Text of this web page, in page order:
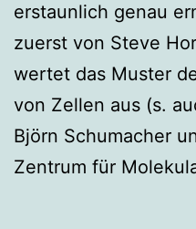
erstaunlich genau
zuerst von Steve
wertet das Muster
von Zellen aus (s.
Björn Schumacher
Zentrum für